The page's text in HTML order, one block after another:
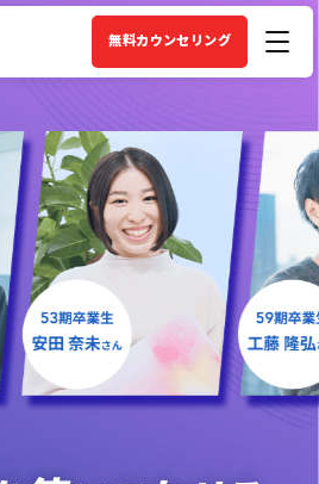
無料カウンセリング